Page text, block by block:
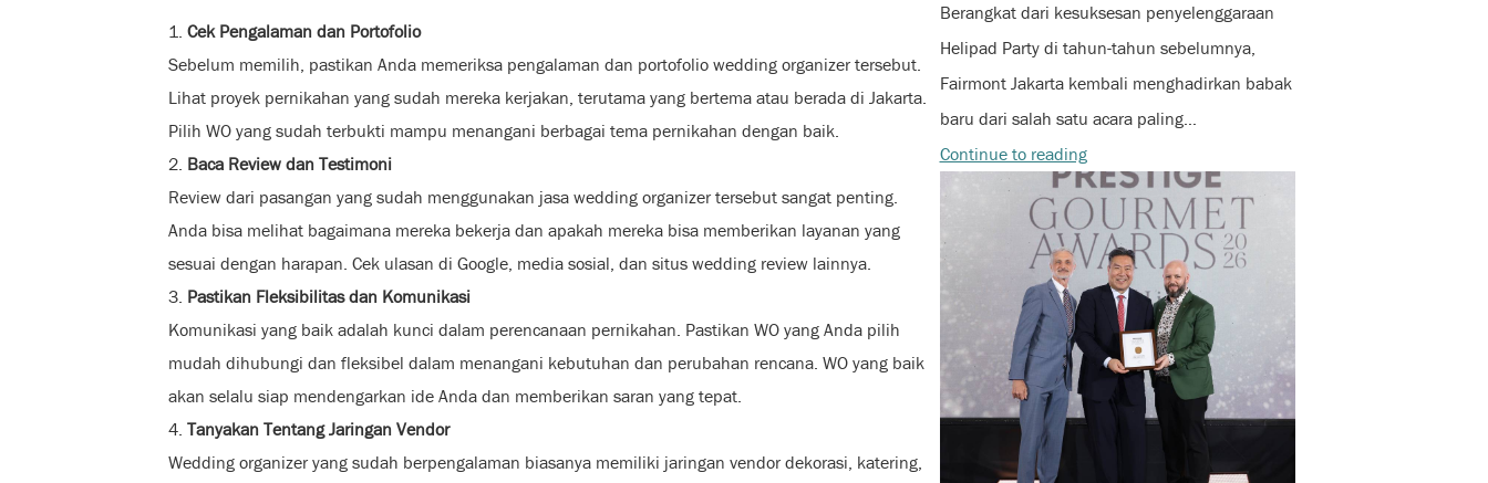
1. Cek Pengalaman dan Portofolio
Sebelum memilih, pastikan Anda memeriksa pengalaman dan portofolio wedding organizer tersebut.
Lihat proyek pernikahan yang sudah mereka kerjakan, terutama yang bertema atau berada di Jakarta.
Pilih WO yang sudah terbukti mampu menangani berbagai tema pernikahan dengan baik.
2. Baca Review dan Testimoni
Review dari pasangan yang sudah menggunakan jasa wedding organizer tersebut sangat penting.
Anda bisa melihat bagaimana mereka bekerja dan apakah mereka bisa memberikan layanan yang
sesuai dengan harapan. Cek ulasan di Google, media sosial, dan situs wedding review lainnya.
3. Pastikan Fleksibilitas dan Komunikasi
Komunikasi yang baik adalah kunci dalam perencanaan pernikahan. Pastikan WO yang Anda pilih
mudah dihubungi dan fleksibel dalam menangani kebutuhan dan perubahan rencana. WO yang baik
akan selalu siap mendengarkan ide Anda dan memberikan saran yang tepat.
4. Tanyakan Tentang Jaringan Vendor
Wedding organizer yang sudah berpengalaman biasanya memiliki jaringan vendor dekorasi, katering,
Berangkat dari kesuksesan penyelenggaraan
Helipad Party di tahun-tahun sebelumnya,
Fairmont Jakarta kembali menghadirkan babak
baru dari salah satu acara paling…
Continue to reading